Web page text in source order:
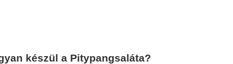
készül a Pitypangsaláta?